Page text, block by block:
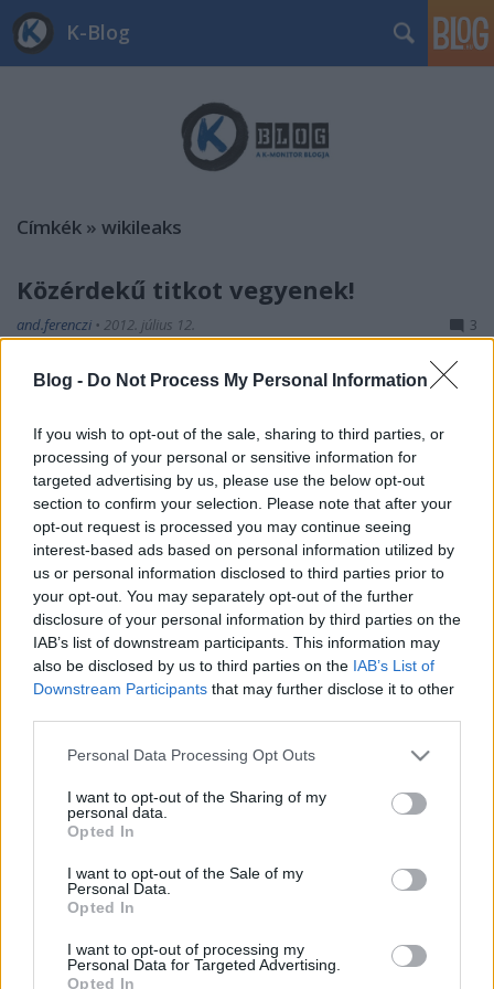
Blog - Do Not Process My Personal Information
If you wish to opt-out of the sale, sharing to third parties, or
processing of your personal or sensitive information for
targeted advertising by us, please use the below opt-out
section to confirm your selection. Please note that after your
opt-out request is processed you may continue seeing
interest-based ads based on personal information utilized by
us or personal information disclosed to third parties prior to
your opt-out. You may separately opt-out of the further
disclosure of your personal information by third parties on the
IAB’s list of downstream participants. This information may
also be disclosed by us to third parties on the IAB’s List of
Downstream Participants that may further disclose it to other
Please note that this website/app uses one or more Google
not limited to your visit or usage behaviour. You may click to
grant or deny consent to Google and its third-party tags to
use your data for below specified purposes in below Google
consent section.
Personal Data Processing Opt Outs
I want to opt-out of the Sharing of my
personal data.
Opted In
I want to opt-out of the Sale of my
Personal Data.
Opted In
I want to opt-out of processing my
Personal Data for Targeted Advertising.
Opted In
K-Blog
Címkék » wikileaks
Közérdekű titkot vegyenek!
and.ferenczi • 2012. július 12. 3
Assange mindjárt rács mögött, Bradley Manning a
internetes whistleblowing pedig elhalni látszik. Mi
történt a klónokkal, és mi történt itthon
whistleblowing terén? Assange ügyvédei a hírek
szerint mindent megtesznek azért,…
Tunézia: lázadás a kleptokraták
ellen
and.ferenczi 2011. február 01.
Akit érdekelt, az a Global Voices nevű globális
blogportálon, a YouTube-on, a Twitteren vagy a
óta folyamatosan nyomon követhette azokat a
drámai eseményeket, amelyek nyomán aztán a múlt
pénteken – csaknem negyed századon át tartó
uralkodásának nem…
Wiki vagy nem wiki